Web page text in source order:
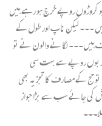
کروڑوں روپے خرچ ہو رہے ہیں
۔۔۔ لیکن ناپ اور طول کے
لگانے والون نے تو
ان اربوں روپے سے بہت سی
حج کے مصارف کا تجزیہ بھی
کی جائے سب سے بڑا جواز